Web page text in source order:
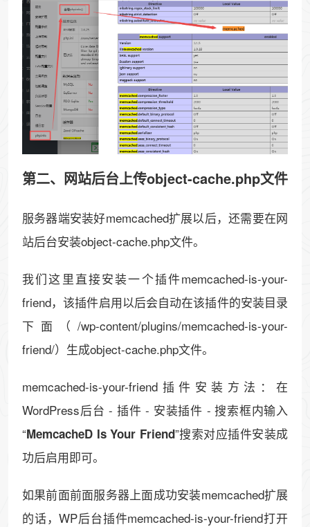
第二、网站后台上传object-cache.php文件
服务器端安装好memcached扩展以后，还需要在网
站后台安装object-cache.php文件。
我们这里直接安装一个插件memcached-is-your-
friend，该插件启用以后会自动在该插件的安装目录
下面（/wp-content/plugins/memcached-is-your-
friend/）生成object-cache.php文件。
memcached-is-your-friend插件安装方法：在
WordPress后台 - 插件 - 安装插件 - 搜索框内输入
“MemcacheD Is Your Friend”搜索对应插件安装成
功后启用即可。
如果前面前面服务器上面成功安装memcached扩展
的话，WP后台插件memcached-is-your-friend打开